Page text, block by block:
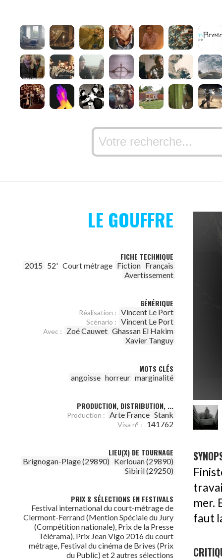
LE GOUFFRE
FICHE TECHNIQUE
2015 52' Court métrage Fiction Français
Avertissement
GÉNÉRIQUE
Réalisation : Vincent Le Port
Scénario : Vincent Le Port
Avec : Zoé Cauwet Ghassan El Hakim
Xavier Tanguy
MOTS CLÉS
angoisse horreur marginalité
PRODUCTION, DISTRIBUTION, ...
Production : Arte France Stank
Visa n° : 141762
LIEU(X) DE TOURNAGE
Brignogan-Plage (29890) Kerlouan (29890)
Sibiril (29250)
PRIX & SÉLECTIONS EN FESTIVALS
Festival international du court-métrage de
Clermont-Ferrand (Mention Spéciale du Jury
(Compétition nationale), Prix de la Presse
Télérama), Prix Jean Vigo 2016 du court
métrage, Festival du cinéma de Brives (Prix
du Public) et 2 autres sélections
mer.
faut